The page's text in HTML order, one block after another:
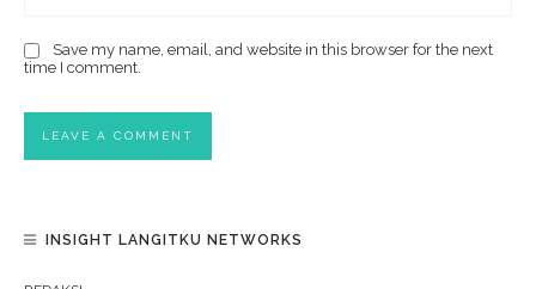
Save my name, email, and website in this browser for the next
time I comment.
INSIGHT LANGITKU NETWORKS